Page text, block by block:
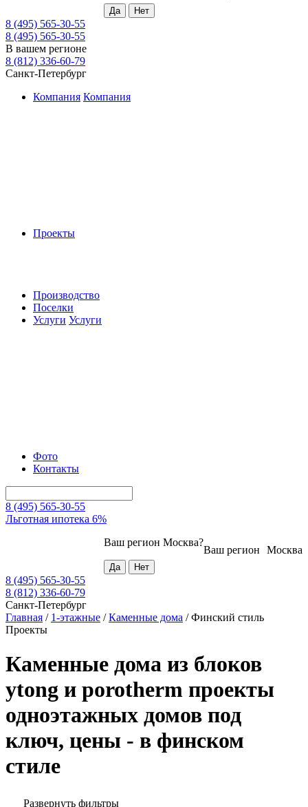
8 (495) 565-30-55
8 (495) 565-30-55
В вашем регионе
8 (812) 336-60-79
Санкт-Петербург
Компания Компания
Проекты
Производство
Поселки
Услуги Услуги
Фото
Контакты
8 (495) 565-30-55
Льготная ипотека 6%
Москва
Ваш регион
Ваш регион Москва?
8 (495) 565-30-55
8 (812) 336-60-79
Санкт-Петербург
Главная / 1-этажные /Каменные дома /Финский стиль
Проекты
Каменные дома из блоков
ytong и porotherm проекты
одноэтажных домов под
ключ, цены - в финском
стиле
Развернуть фильтры